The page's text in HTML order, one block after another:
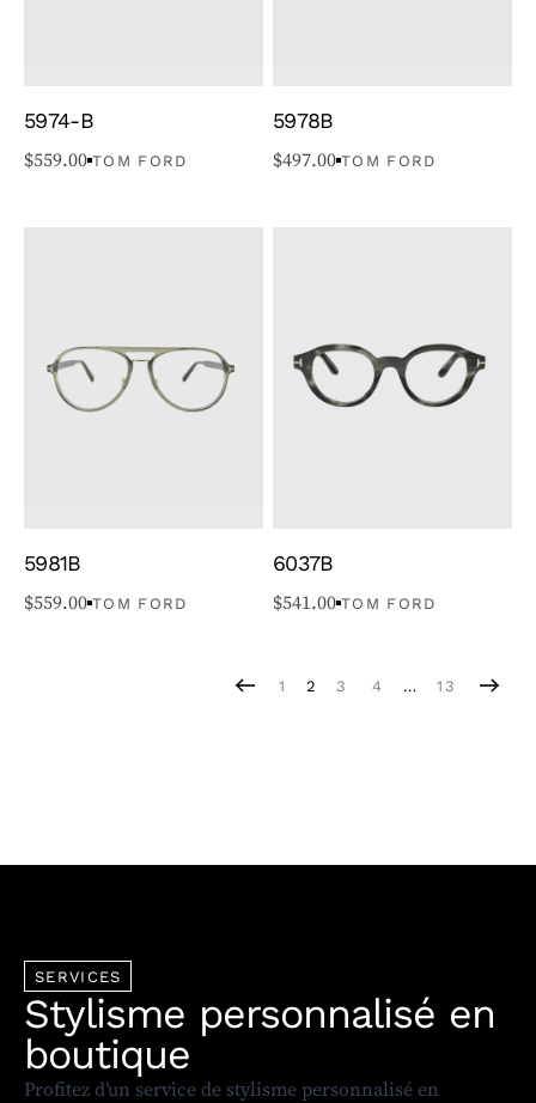
5974-B
$559.00 TOM FORD
5978B
$497.00 TOM FORD
5981B
$559.00 TOM FORD
6037B
$541.00 TOM FORD
1 2 3 4 … 13
SERVICES
Stylisme personnalisé en
boutique
Profitez d’un service de stylisme personnalisé en